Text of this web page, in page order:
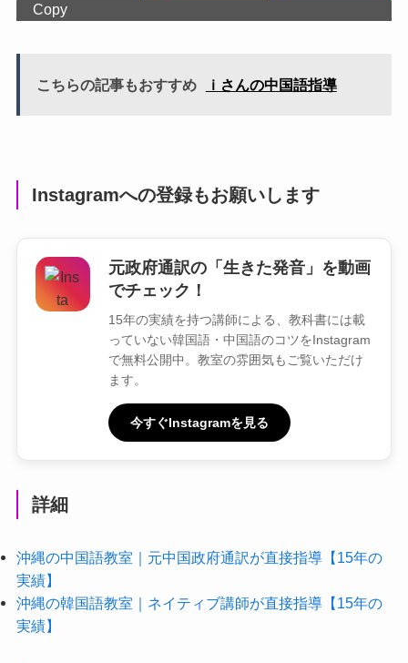
Copy
こちらの記事もおすすめ ｉさんの中国語指導
Instagramへの登録もお願いします
元政府通訳の「生きた発音」を動画
でチェック！
15年の実績を持つ講師による、教科書には載
っていない韓国語・中国語のコツをInstagram
で無料公開中。教室の雰囲気もご覧いただけ
ます。
今すぐInstagramを見る
詳細
沖縄の中国語教室｜元中国政府通訳が直接指導【15年の
実績】
沖縄の韓国語教室｜ネイティブ講師が直接指導【15年の
実績】